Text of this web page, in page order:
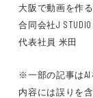
大阪で動画を作る
合同会社J STUDIO
代表社員 米田
※一部の記事はAI
内容には誤りを